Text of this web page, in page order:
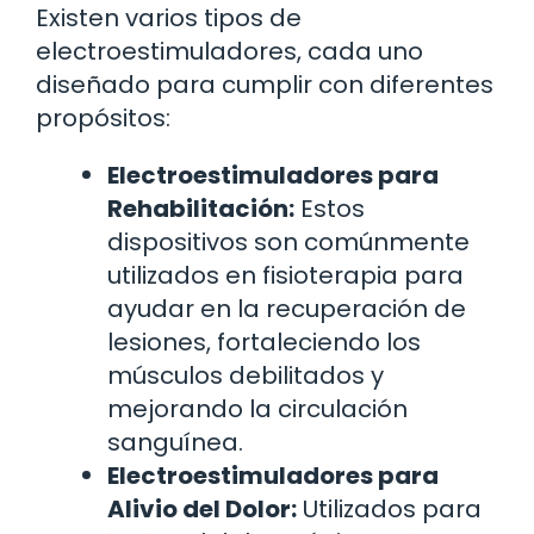
Existen varios tipos de
electroestimuladores, cada uno
diseñado para cumplir con diferentes
propósitos:
Electroestimuladores para
Rehabilitación: Estos
dispositivos son comúnmente
utilizados en fisioterapia para
ayudar en la recuperación de
lesiones, fortaleciendo los
músculos debilitados y
mejorando la circulación
sanguínea.
Electroestimuladores para
Alivio del Dolor: Utilizados para